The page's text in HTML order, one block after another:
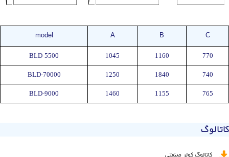
C
B
A
model
770
1160
1045
BLD-5500
740
1840
1250
BLD-70000
765
1155
1460
BLD-9000
کاتالوگ
کاتالوگ کولر صنعتی